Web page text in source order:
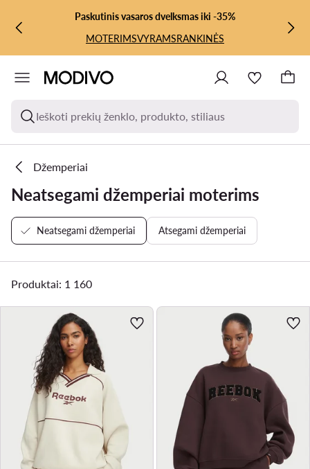
PEREITI PRIE PAGRINDINIO TURINIO
PEREITI Į PAIEŠKĄPaskutinis vasaros dvelksmas iki -35%
MOTERIMSVYRAMSRANKINĖS
Ieškoti prekių ženklo, produkto, stiliaus
Džemperiai
Neatsegami džemperiai moterims
Neatsegami džemperiai Atsegami džemperiai
Produktai: 1 160